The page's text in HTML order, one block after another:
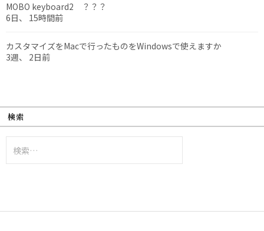
MOBO keyboard2 ？？？
6日、 15時間前
カスタマイズをMacで行ったものをWindowsで使えますか
3週、 2日前
検索
索: